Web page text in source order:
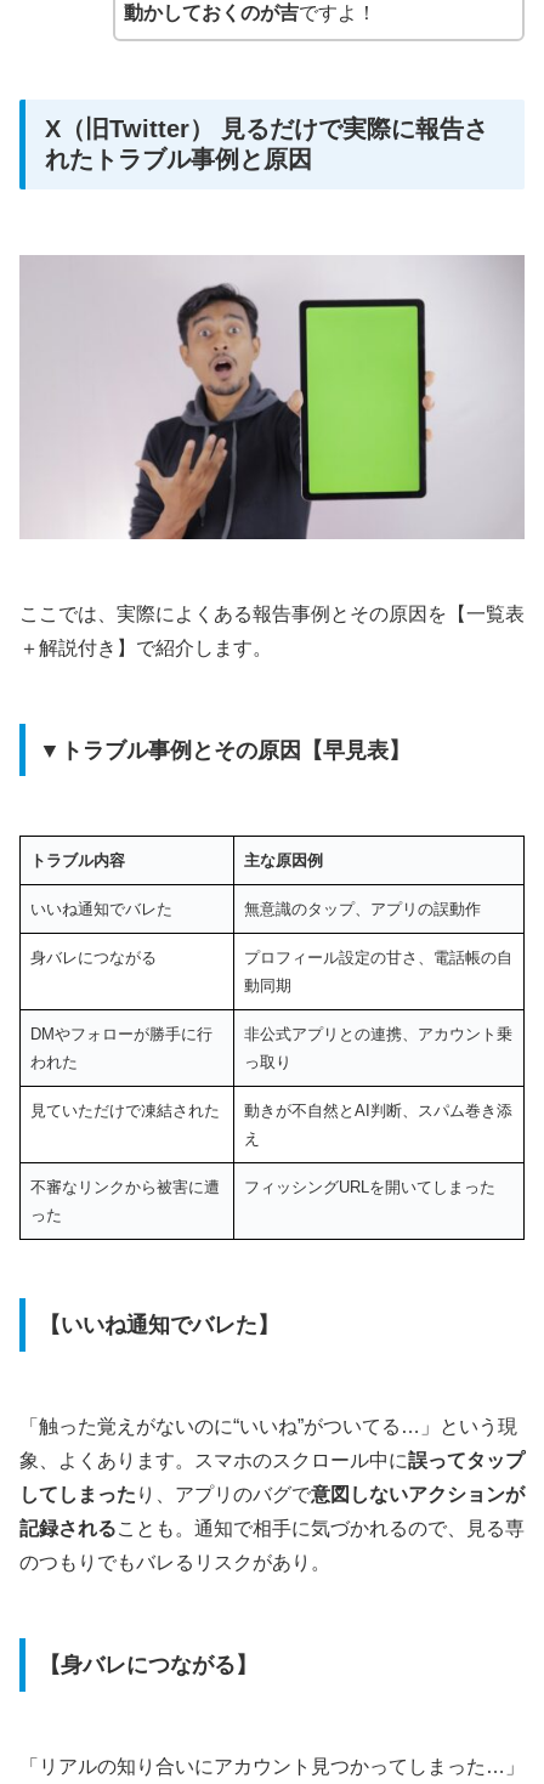
動かしておくのが吉ですよ！
X（旧Twitter） 見るだけで実際に報告さ
れたトラブル事例と原因
ここでは、実際によくある報告事例とその原因を【一覧表
＋解説付き】で紹介します。
▼トラブル事例とその原因【早見表】
トラブル内容 主な原因例
いいね通知でバレた 無意識のタップ、アプリの誤動作
身バレにつながる
プロフィール設定の甘さ、電話帳の自
動同期
DMやフォローが勝手に行
われた
非公式アプリとの連携、アカウント乗
っ取り
見ていただけで凍結された
動きが不自然とAI判断、スパム巻き添
え
不審なリンクから被害に遭
った
フィッシングURLを開いてしまった
【いいね通知でバレた】
「触った覚えがないのに“いいね”がついてる…」という現
象、よくあります。スマホのスクロール中に誤ってタップ
してしまった り、アプリのバグで意図しないアクションが
記録されることも。通知で相手に気づかれるので、見る専
のつもりでもバレるリスクがあり。
【身バレにつながる】
「リアルの知り合いにアカウント見つかってしまった…」